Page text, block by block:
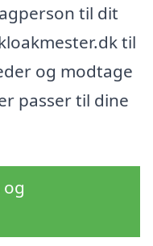
til dit
til
og modtage
passer til dine